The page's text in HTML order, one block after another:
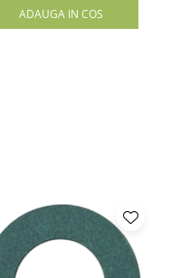
ADAUGA IN COS